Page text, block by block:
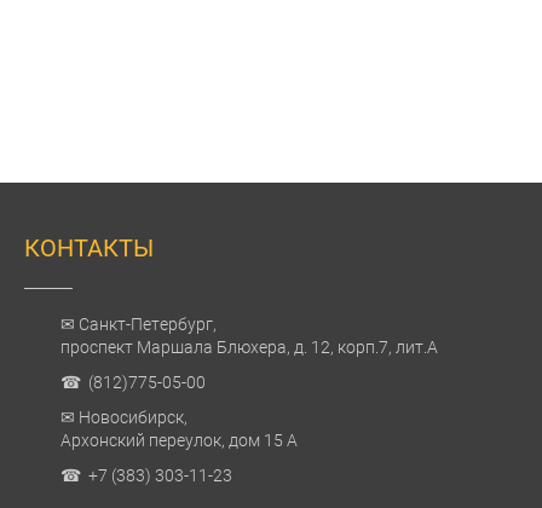
КОНТАКТЫ
✉ Санкт-Петербург,
проспект Маршала Блюхера, д. 12, корп.7, лит.А
☎ (812)775-05-00
✉ Новосибирск,
Архонский переулок, дом 15 А
☎ +7 (383) 303-11-23